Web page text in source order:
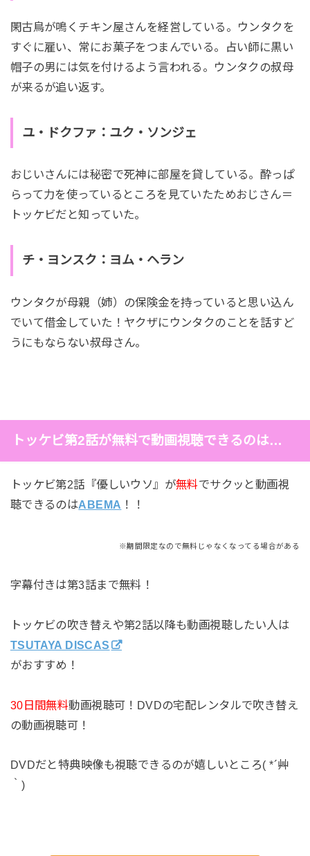
閑古鳥が鳴くチキン屋さんを経営している。ウンタクを
すぐに雇い、常にお菓子をつまんでいる。占い師に黒い
帽子の男には気を付けるよう言われる。ウンタクの叔母
が来るが追い返す。
ユ・ドクファ：ユク・ソンジェ
おじいさんには秘密で死神に部屋を貸している。酔っぱ
らって力を使っているところを見ていたためおじさん＝
トッケビだと知っていた。
チ・ヨンスク：ヨム・ヘラン
ウンタクが母親（姉）の保険金を持っていると思い込ん
でいて借金していた！ヤクザにウンタクのことを話すど
うにもならない叔母さん。
トッケビ第2話が無料で動画視聴できるのは…
トッケビ第2話『優しいウソ』が無料でサクッと動画視
聴できるのはABEMA ！！
※期間限定なので無料じゃなくなってる場合がある
字幕付きは第3話まで無料！
トッケビの吹き替えや第2話以降も動画視聴したい人は
TSUTAYA DISCAS
がおすすめ！
30日間無料動画視聴可！DVDの宅配レンタルで吹き替え
の動画視聴可！
DVDだと特典映像も視聴できるのが嬉しいところ( *´艸
｀)